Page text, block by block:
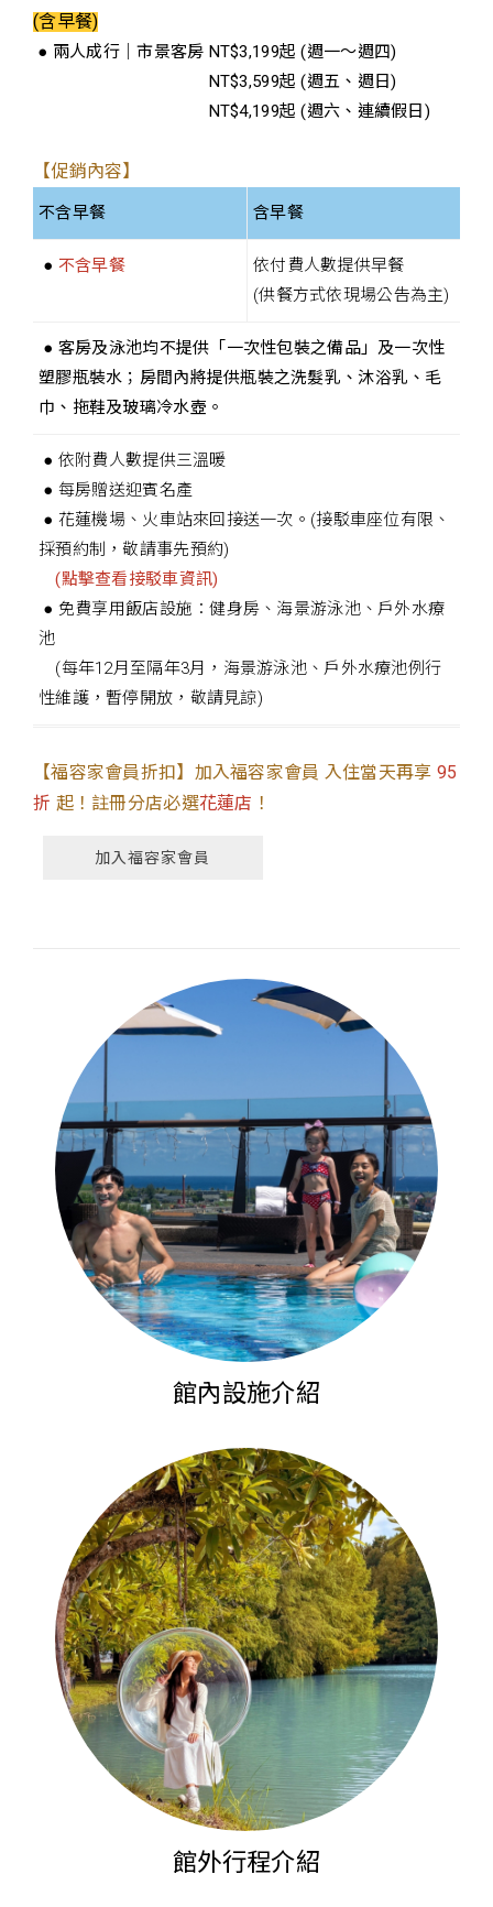
(含早餐)
● 兩人成行｜市景客房 NT$3,199起 (週一～週四)
NT$3,599起 (週五、週日)
NT$4,199起 (週六、連續假日)
【促銷內容】
不含早餐 含早餐
● 不含早餐
依付費人數提供早餐
(供餐方式依現場公告為主)
● 客房及泳池均不提供「一次性包裝之備品」及一次性
塑膠瓶裝水；房間內將提供瓶裝之洗髮乳、沐浴乳、毛
巾、拖鞋及玻璃冷水壺。
● 依附費人數提供三溫暖
● 每房贈送迎賓名產
● 花蓮機場、火車站來回接送一次。(接駁車座位有限、
採預約制，敬請事先預約)
(點擊查看接駁車資訊)
● 免費享用飯店設施：健身房、海景游泳池、戶外水療
池
(每年12月至隔年3月，海景游泳池、戶外水療池例行
性維護，暫停開放，敬請見諒)
【福容家會員折扣】加入福容家會員 入住當天再享 95
折 起！註冊分店必選花蓮店 ！
加入福容家會員
館內設施介紹
館外行程介紹